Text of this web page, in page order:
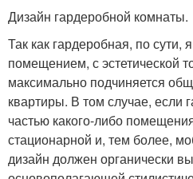
Дизайн гардеробной комнаты.
Так как гардеробная, по сути,
помещением, с эстетической
максимально подчиняется
квартиры. В том случае, если
частью какого-либо
стационарной и, тем более,
дизайн должен органически